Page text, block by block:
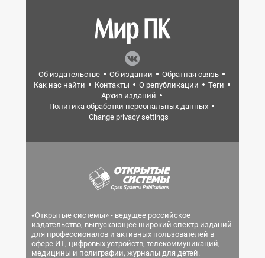
Об издательстве Об издании
Обратная связь
Как нас найти
Контакты О републикации
Теги
Архив изданий
Политика обработки персональных данных
Change privacy settings
«Открытые системы» - ведущее российское
издательство, выпускающее широкий спектр изданий
для профессионалов и активных пользователей в
сфере ИТ, цифровых устройств, телекоммуникаций,
медицины и полиграфии, журналы для детей.